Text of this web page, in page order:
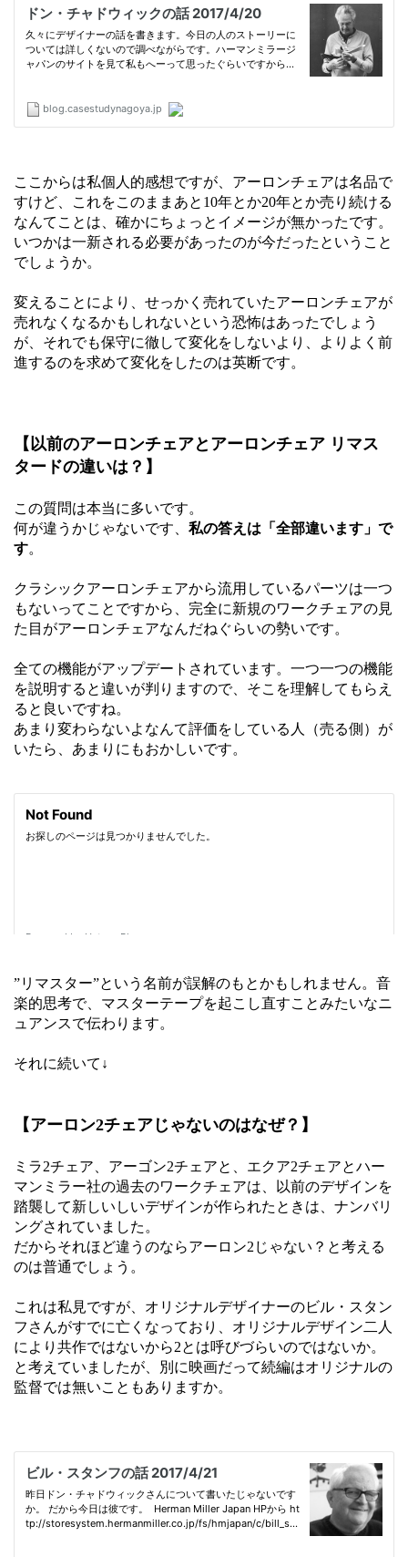
ここからは私個人的感想ですが、アーロンチェアは名品で
すけど、これをこのままあと10年とか20年とか売り続ける
なんてことは、確かにちょっとイメージが無かったです。
いつかは一新される必要があったのが今だったということ
でしょうか。
変えることにより、せっかく売れていたアーロンチェアが
売れなくなるかもしれないという恐怖はあったでしょう
が、それでも保守に徹して変化をしないより、よりよく前
進するのを求めて変化をしたのは英断です。
【以前のアーロンチェアとアーロンチェア リマス
タードの違いは？】
この質問は本当に多いです。
何が違うかじゃないです、 私の答えは「全部違います」で
す。
クラシックアーロンチェアから流用しているパーツは一つ
もないってことですから、完全に新規のワークチェアの見
た目がアーロンチェアなんだねぐらいの勢いです。
全ての機能がアップデートされています。一つ一つの機能
を説明すると違いが判りますので、そこを理解してもらえ
ると良いですね。
あまり変わらないよなんて評価をしている人（売る側）が
いたら、あまりにもおかしいです。
”リマスター”という名前が誤解のもとかもしれません。音
楽的思考で、マスターテープを起こし直すことみたいなニ
ュアンスで伝わります。
それに続いて↓
【アーロン2チェアじゃないのはなぜ？】
ミラ2チェア、アーゴン2チェアと、エクア2チェアとハー
マンミラー社の過去のワークチェアは、以前のデザインを
踏襲して新しいしいデザインが作られたときは、ナンバリ
ングされていました。
だからそれほど違うのならアーロン2じゃない？と考える
のは普通でしょう。
これは私見ですが、オリジナルデザイナーのビル・スタン
フさんがすでに亡くなっており、オリジナルデザイン二人
により共作ではないから2とは呼びづらいのではないか。
と考えていましたが、別に映画だって続編はオリジナルの
監督では無いこともありますか。